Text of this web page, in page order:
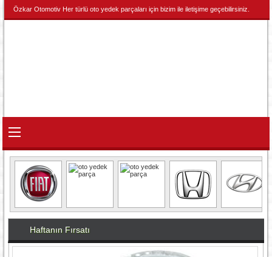
Özkar Otomotiv Her türlü oto yedek parçaları için bizim ile iletişime geçebilirsiniz.
Haftanın Fırsatı